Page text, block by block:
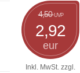
4,50UVP
2,92
eur
Inkl. MwSt. zzgl.